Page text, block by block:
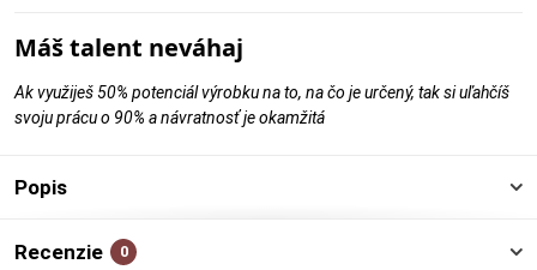
Máš talent neváhaj
Ak využiješ 50% potenciál výrobku na to, na čo je určený, tak si uľahčíš
svoju prácu o 90% a návratnosť je okamžitá
Popis
Recenzie 0